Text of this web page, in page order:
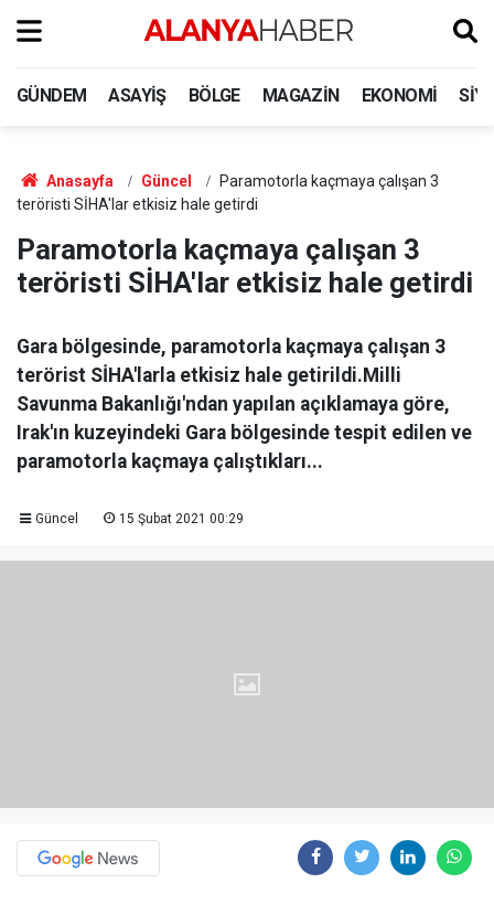
GÜNDEM ASAYIŞ BÖLGE MAGAZIN EKONOMI
Anasayfa Güncel
Paramotorla kaçmaya çalışan 3
teröristi SİHA'lar etkisiz hale getirdi
Paramotorla kaçmaya çalışan 3
teröristi SİHA'lar etkisiz hale getirdi
Gara bölgesinde, paramotorla kaçmaya çalışan 3
terörist SİHA'larla etkisiz hale getirildi.Milli
Savunma Bakanlığı'ndan yapılan açıklamaya göre,
Irak'ın kuzeyindeki Gara bölgesinde tespit edilen ve
paramotorla kaçmaya çalıştıkları...
Güncel 15 Şubat 2021 00:29